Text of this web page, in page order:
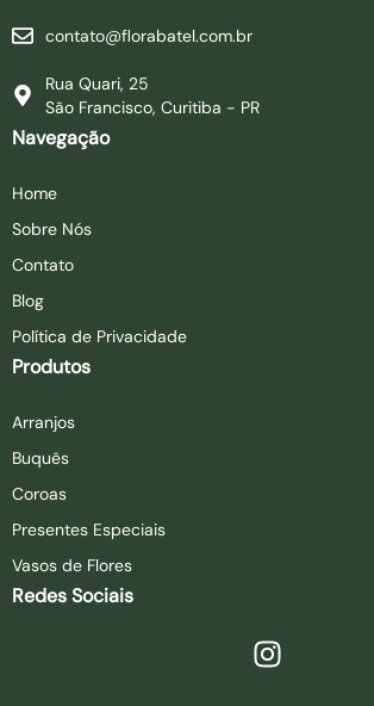
contato@florabatel.com.br
Rua Quari, 25
São Francisco, Curitiba - PR
Navegação
Home
Sobre Nós
Contato
Blog
Política de Privacidade
Produtos
Arranjos
Buquês
Coroas
Presentes Especiais
Vasos de Flores
Redes Sociais